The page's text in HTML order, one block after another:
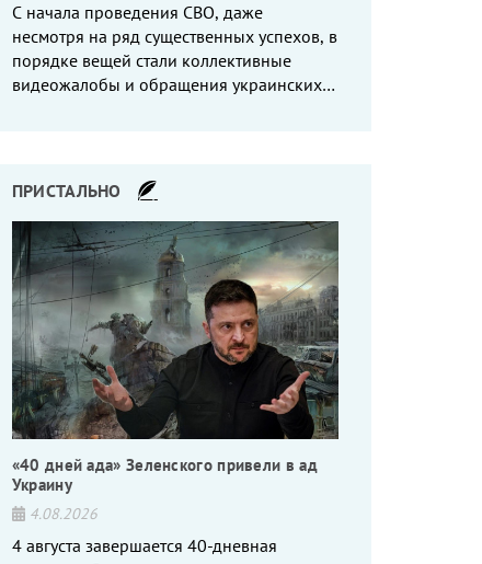
С начала проведения СВО, даже
несмотря на ряд существенных успехов, в
порядке вещей стали коллективные
видеожалобы и обращения украинских
ПРИСТАЛЬНО
«40 дней ада» Зеленского привели в ад
Украину
4.08.2026
4 августа завершается 40-дневная